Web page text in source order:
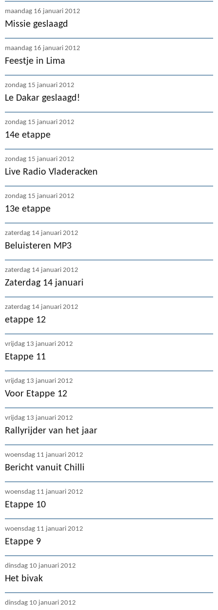
maandag 16 januari 2012
Missie geslaagd
maandag 16 januari 2012
Feestje in Lima
zondag 15 januari 2012
Le Dakar geslaagd!
zondag 15 januari 2012
14e etappe
zondag 15 januari 2012
Live Radio Vladeracken
zondag 15 januari 2012
13e etappe
zaterdag 14 januari 2012
Beluisteren MP3
zaterdag 14 januari 2012
Zaterdag 14 januari
zaterdag 14 januari 2012
etappe 12
vrijdag 13 januari 2012
Etappe 11
vrijdag 13 januari 2012
Voor Etappe 12
vrijdag 13 januari 2012
Rallyrijder van het jaar
woensdag 11 januari 2012
Bericht vanuit Chilli
woensdag 11 januari 2012
Etappe 10
woensdag 11 januari 2012
Etappe 9
dinsdag 10 januari 2012
Het bivak
dinsdag 10 januari 2012